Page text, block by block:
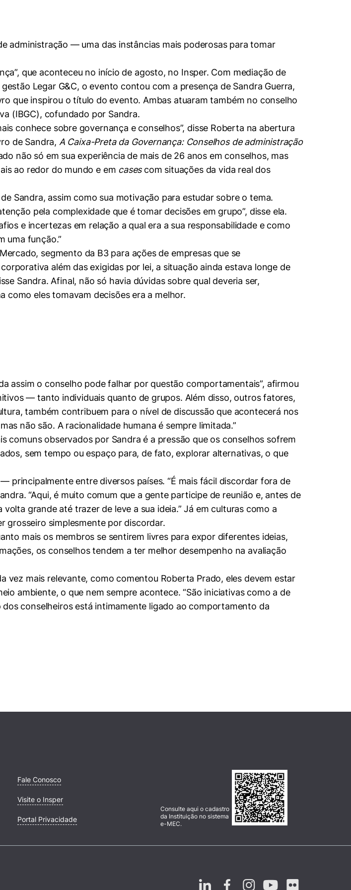
administração — uma das instâncias mais poderosas para tomar
que aconteceu no início de agosto, no Insper. Com mediação de
Legar G&C, o evento contou com a presença de Sandra Guerra,
que inspirou o título do evento. Ambas atuaram também no conselho
(IBGC), cofundado por Sandra.
conhece sobre governança e conselhos”, disse Roberta na abertura
de Sandra, A Caixa-Preta da Governança: Conselhos de administração
não só em sua experiência de mais de 26 anos em conselhos, mas
ao redor do mundo e em casescom situações da vida real dos
Sandra, assim como sua motivação para estudar sobre o tema.
pela complexidade que é tomar decisões em grupo”, disse ela.
e incertezas em relação a qual era a sua responsabilidade e como
uma função.”
segmento da B3 para ações de empresas que se
além das exigidas por lei, a situação ainda estava longe de
Sandra. Afinal, não só havia dúvidas sobre qual deveria ser,
como eles tomavam decisões era a melhor.
assim o conselho pode falhar por questão comportamentais”, afirmou
— tanto individuais quanto de grupos. Além disso, outros fatores,
também contribuem para o nível de discussão que acontecerá nos
não são. A racionalidade humana é sempre limitada.”
comuns observados por Sandra é a pressão que os conselhos sofrem
sem tempo ou espaço para, de fato, explorar alternativas, o que
principalmente entre diversos países. “É mais fácil discordar fora de
“Aqui, é muito comum que a gente participe de reunião e, antes de
grande até trazer de leve a sua ideia.” Já em culturas como a
grosseiro simplesmente por discordar.
mais os membros se sentirem livres para expor diferentes ideias,
os conselhos tendem a ter melhor desempenho na avaliação
vez mais relevante, como comentou Roberta Prado, eles devem estar
ambiente, o que nem sempre acontece. “São iniciativas como a de
conselheiros está intimamente ligado ao comportamento da
Fale Conosco
Visite o Insper
Portal Privacidade
Consulte aqui o cadastro
da Instituição no sistema
e-MEC.